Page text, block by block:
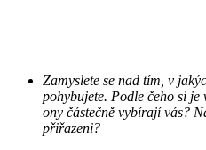
Zamyslete se nad tím, v
pohybujete. Podle čeho si
ony částečně vybírají vás?
přiřazeni?